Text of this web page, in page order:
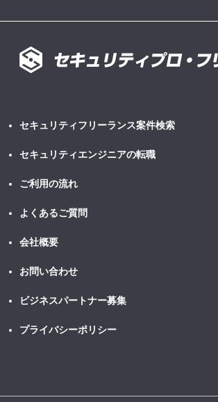
セキュリティフリーランス案件検索
セキュリティエンジニアの転職
ご利用の流れ
よくあるご質問
会社概要
お問い合わせ
ビジネスパートナー募集
プライバシーポリシー